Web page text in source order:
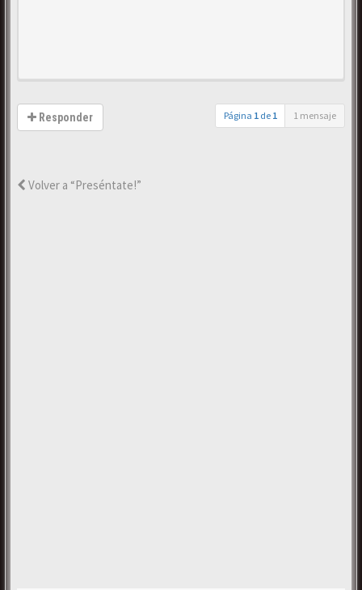
Responder Página 1 de 1 1 mensaje
Volver a “Preséntate!”